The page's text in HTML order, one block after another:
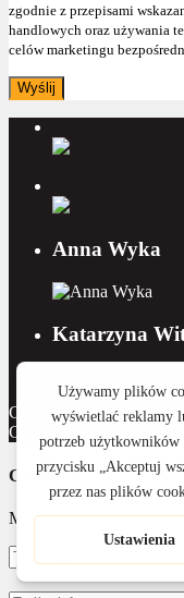
zgodnie z przepisami
handlowych oraz używania
celów marketingu
Anna Wyka
Katarzyna
Copyright 2015 - 2026
CreativeOne
Contact Us
Masz pytanie? Napisz do